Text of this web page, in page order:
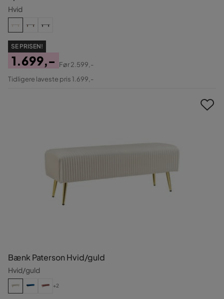
Hvid
SE PRISEN!
Pris
1.699,-
Original
Før2.599,-
Tidligere laveste pris 1.699,-
Bænk Paterson Hvid/guld
Hvid/guld
+2